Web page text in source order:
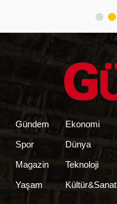
Gündem
Spor
Magazin
Yaşam
Ekonomi
Dünya
Teknoloji
Kültür&Sanat